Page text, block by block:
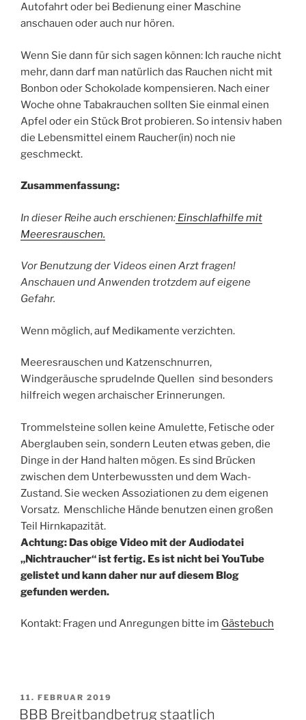
Autofahrt oder bei Bedienung einer Maschine
anschauen oder auch nur hören.
Wenn Sie dann für sich sagen können: Ich rauche nicht
mehr, dann darf man natürlich das Rauchen nicht mit
Bonbon oder Schokolade kompensieren. Nach einer
Woche ohne Tabakrauchen sollten Sie einmal einen
Apfel oder ein Stück Brot probieren. So intensiv haben
die Lebensmittel einem Raucher(in) noch nie
geschmeckt.
Zusammenfassung:
In dieser Reihe auch erschienen: Einschlafhilfe mit
Meeresrauschen.
Vor Benutzung der Videos einen Arzt fragen!
Anschauen und Anwenden trotzdem auf eigene
Gefahr.
Wenn möglich, auf Medikamente verzichten.
Meeresrauschen und Katzenschnurren,
Windgeräusche sprudelnde Quellen sind besonders
hilfreich wegen archaischer Erinnerungen.
Trommelsteine sollen keine Amulette, Fetische oder
Aberglauben sein, sondern Leuten etwas geben, die
Dinge in der Hand halten mögen. Es sind Brücken
zwischen dem Unterbewussten und dem Wach-
Zustand. Sie wecken Assoziationen zu dem eigenen
Vorsatz. Menschliche Hände benutzen einen großen
Teil Hirnkapazität.
Achtung: Das obige Video mit der Audiodatei
„Nichtraucher“ ist fertig. Es ist nicht bei YouTube
gelistet und kann daher nur auf diesem Blog
gefunden werden.
Kontakt: Fragen und Anregungen bitte im Gästebuch
VERÖFFENTLICHT
AM
11. FEBRUAR 2019
BBB Breitbandbetrug staatlich